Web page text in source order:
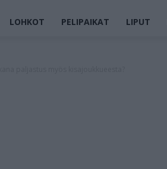
LOHKOT PELIPAIKAT LIPUT